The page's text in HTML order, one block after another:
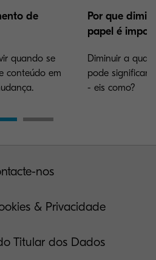
de
quando se
conteúdo em
Por que
papel é
Diminuir a
pode significar
- eis como?
nos
& Privacidade
Titular dos Dados